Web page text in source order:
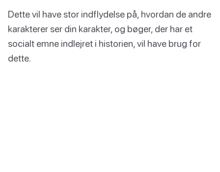
Dette vil have stor indflydelse på, hvordan de andre
karakterer ser din karakter, og bøger, der har et
socialt emne indlejret i historien, vil have brug for
dette.